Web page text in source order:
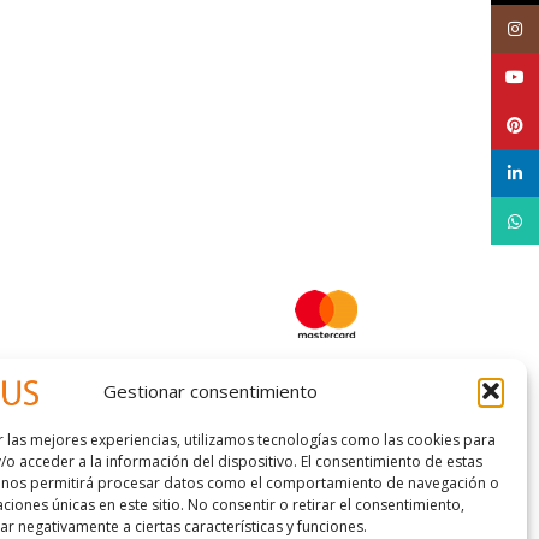
Gestionar consentimiento
las mejores experiencias, utilizamos tecnologías como las cookies para
o acceder a la información del dispositivo. El consentimiento de estas
permitirá procesar datos como el comportamiento de navegación o
únicas en este sitio. No consentir o retirar el consentimiento,
negativamente a ciertas características y funciones.